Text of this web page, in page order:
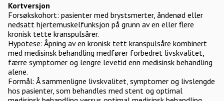
Kortversjon
Forsøkskohort: pasienter med brystsmerter, åndenød eller
nedsatt hjertemuskelfunksjon på grunn av en eller flere
kronisk tette kranspulsårer.
Hypotese: Åpning av en kronisk tett kranspulsåre kombinert
med medisinsk behandling medfører forbedret livskvalitet,
færre symptomer og lengre levetid enn medisinsk behandling
alene.
Formål: Å sammenligne livskvalitet, symptomer og livslengde
hos pasienter, som behandles med stent og optimal